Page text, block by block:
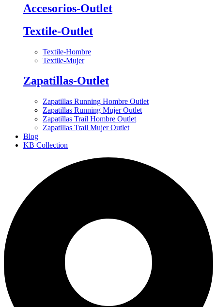
Accesorios-Outlet
Textile-Outlet
Textile-Hombre
Textile-Mujer
Zapatillas-Outlet
Zapatillas Running Hombre Outlet
Zapatillas Running Mujer Outlet
Zapatillas Trail Hombre Outlet
Zapatillas Trail Mujer Outlet
Blog
KB Collection